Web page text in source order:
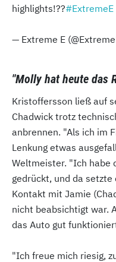
highlights!??#ExtremeE
— Extreme E
"Molly hat heute das
Kristoffersson ließ auf
Chadwick trotz
anbrennen. "Als ich im
Lenkung etwas
Weltmeister. "Ich habe
gedrückt, und da
Kontakt mit Jamie
nicht beabsichtigt war.
das Auto gut
"Ich freue mich riesig,